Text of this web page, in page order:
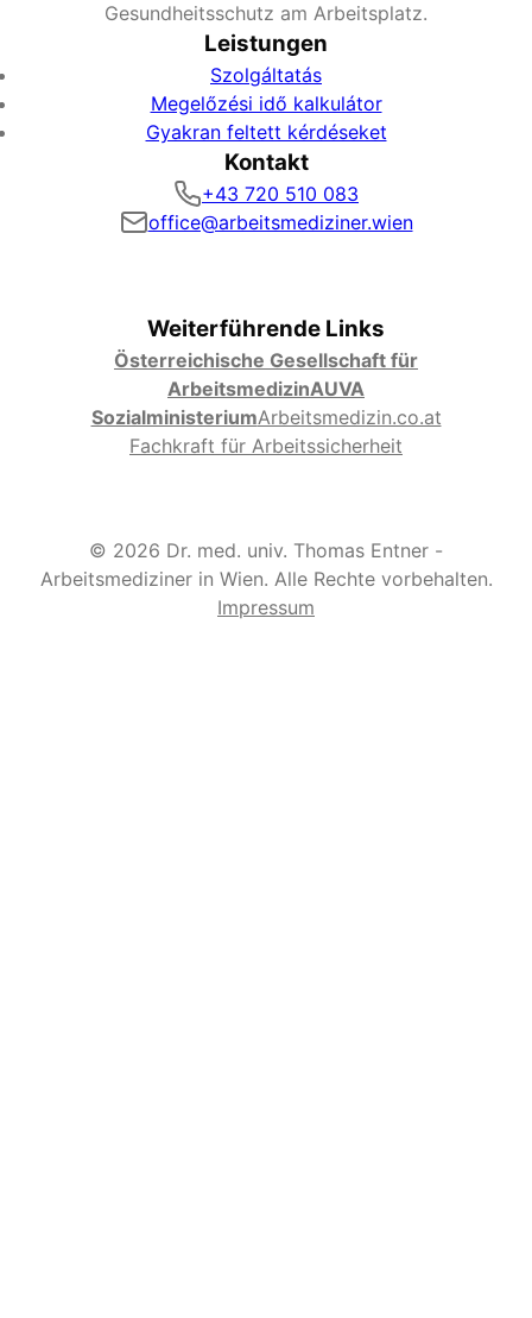
Gesundheitsschutz am Arbeitsplatz.
Leistungen
Szolgáltatás
Megelőzési idő kalkulátor
Gyakran feltett kérdéseket
Kontakt
+43 720 510 083
office@arbeitsmediziner.wien
Weiterführende Links
Österreichische Gesellschaft für
ArbeitsmedizinAUVA
SozialministeriumArbeitsmedizin.co.at
Fachkraft für Arbeitssicherheit
© 2026 Dr. med. univ. Thomas Entner -
Arbeitsmediziner in Wien. Alle Rechte vorbehalten.
Impressum